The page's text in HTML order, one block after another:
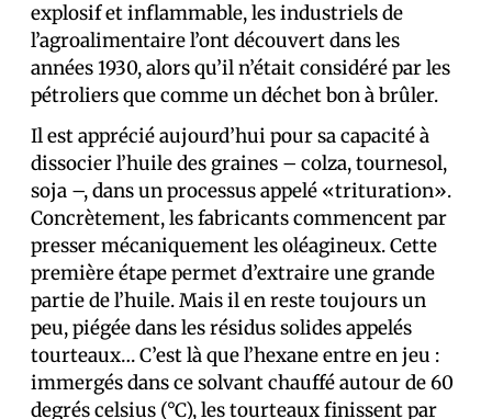
explosif et inflammable, les industriels de
l’agroalimentaire l’ont découvert dans les
années 1930, alors qu’il n’était considéré par les
pétroliers que comme un déchet bon à brûler.
Il est apprécié aujourd’hui pour sa capacité à
dissocier l’huile des graines – colza, tournesol,
soja –, dans un processus appelé «trituration».
Concrètement, les fabricants commencent par
presser mécaniquement les oléagineux. Cette
première étape permet d’extraire une grande
partie de l’huile. Mais il en reste toujours un
peu, piégée dans les résidus solides appelés
tourteaux… C’est là que l’hexane entre en jeu :
immergés dans ce solvant chauffé autour de 60
degrés celsius (°C), les tourteaux finissent par